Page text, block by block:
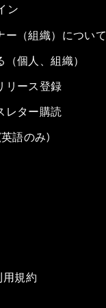
ン
ー（組織）につい
（個人、組織）
リース登録
レター購読
語のみ)
用規約